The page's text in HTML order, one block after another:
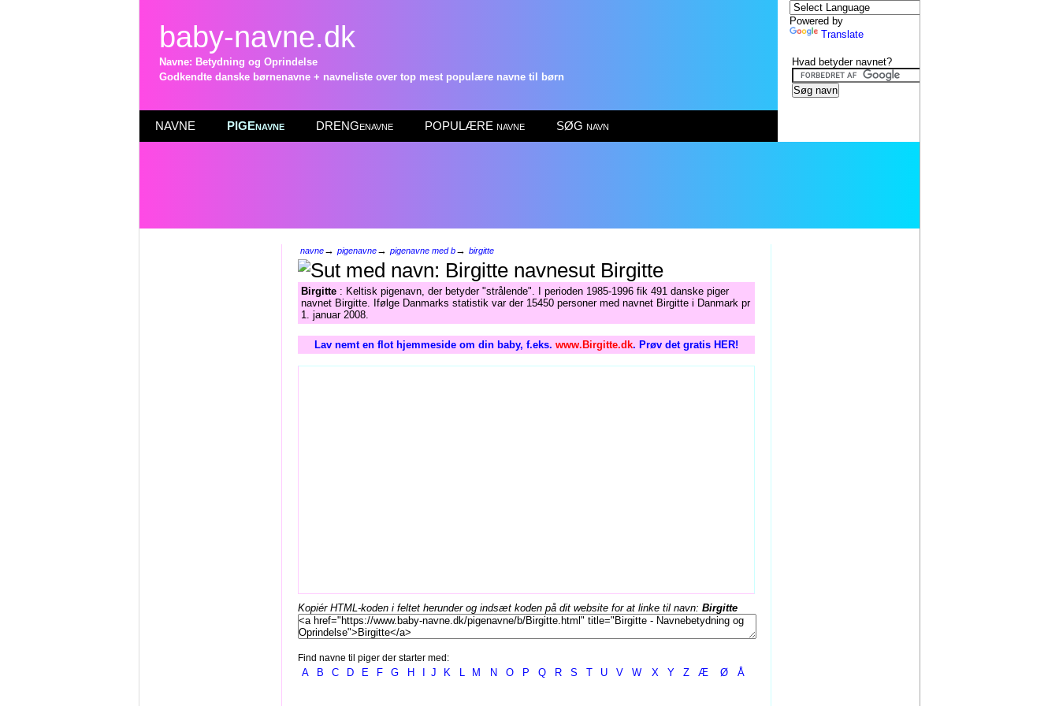
baby-navne.dk
Navne: Betydning og Oprindelse
Godkendte danske børnenavne + navneliste over top mest populære navne til børn
NAVNE PIGEnavne DRENGenavne POPULÆRE navne SØG navn
navne→ pigenavne→ pigenavne med b→ birgitte
Birgitte
Birgitte : Keltisk pigenavn, der betyder "strålende". I perioden 1985-1996 fik 491 danske piger
navnet Birgitte. Ifølge Danmarks statistik var der 15450 personer med navnet Birgitte i Danmark pr
1. januar 2008.
Lav nemt en flot hjemmeside om din baby, f.eks. www.Birgitte.dk. Prøv det gratis HER!
Kopiér HTML-koden i feltet herunder og indsæt koden på dit website for at linke til navn: Birgitte
Find navne til piger der starter med:
A B C D E F G H J K L M N O P Q R S T U V W X Y Z Æ Ø Å
Powered by
Translate
Hvad betyder navnet?